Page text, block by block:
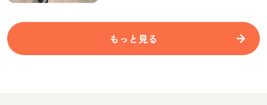
もっと見る